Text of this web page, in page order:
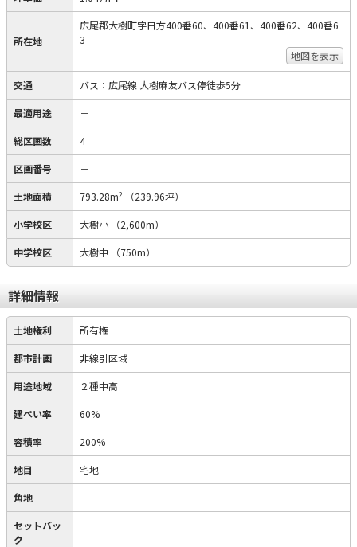
所在地
広尾郡大樹町字日方400番60、400番61、400番62、400番6
3
地図を表示
交通 バス：広尾線 大樹麻友バス停徒歩5分
最適用途 －
総区画数 4
区画番号 －
土地面積 793.28m2 （239.96坪）
小学校区 大樹小 （2,600m）
中学校区 大樹中 （750m）
詳細情報
土地権利 所有権
都市計画 非線引区域
用途地域 ２種中高
建ぺい率 60%
容積率 200%
地目 宅地
角地 －
セットバッ
ク
－